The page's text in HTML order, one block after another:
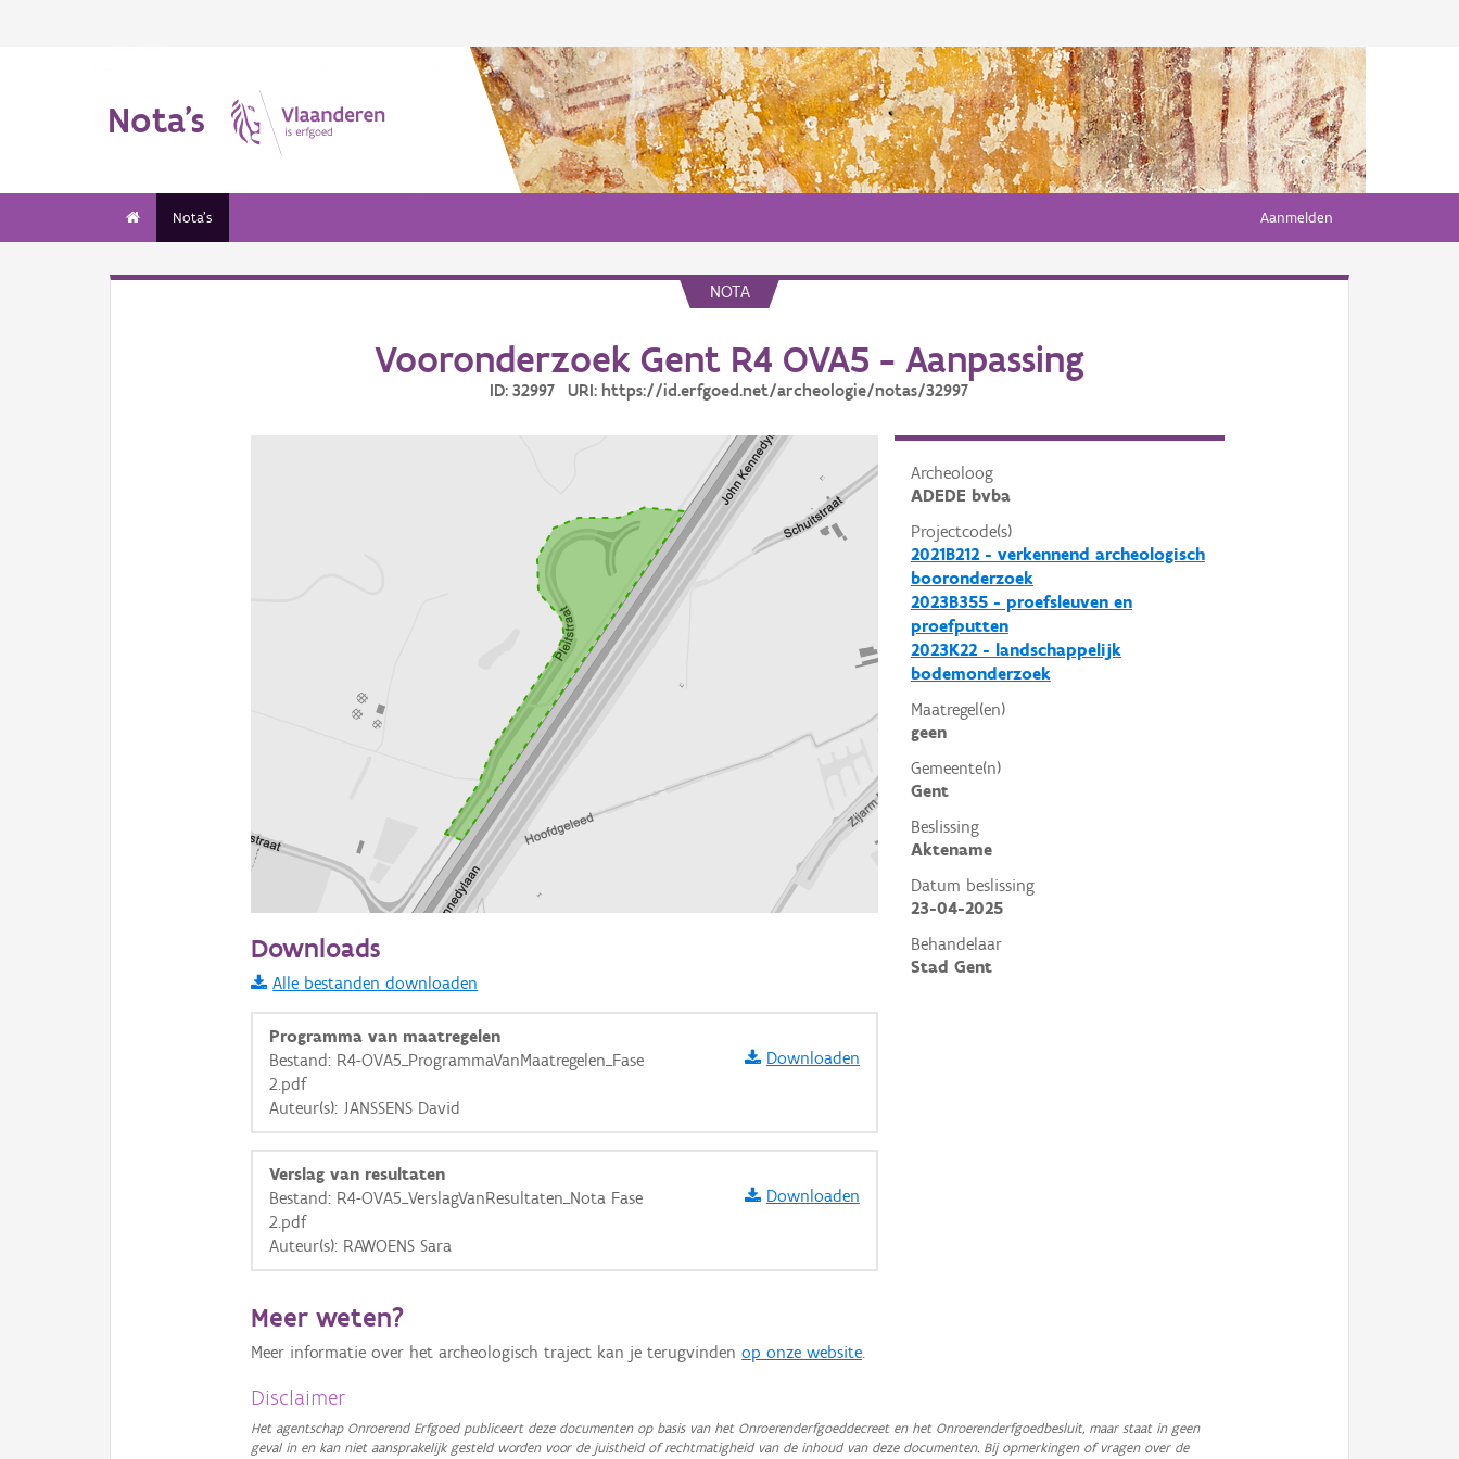
Nota's
Nota's Aanmelden
NOTA
Vooronderzoek Gent R4 OVA5 - Aanpassing
ID: 32997 URI: https://id.erfgoed.net/archeologie/notas/32997
Archeoloog
ADEDE bvba
Projectcode(s)
2021B212 - verkennend archeologisch
booronderzoek
2023B355 - proefsleuven en
proefputten
2023K22 - landschappelijk
bodemonderzoek
Maatregel(en)
geen
Gemeente(n)
Gent
Beslissing
Aktename
Datum beslissing
23-04-2025
Behandelaar
Stad Gent
Informatie Vlaanderen
i
+
Basis Lagen
Ortho
GRB-Basiskaart in grijswaarden
Downloads
Alle bestanden downloaden
Programma van maatregelen
Bestand: R4-OVA5_ProgrammaVanMaatregelen_Fase
2.pdf
Auteur(s): JANSSENS David
Downloaden
Verslag van resultaten
Bestand: R4-OVA5_VerslagVanResultaten_Nota Fase
2.pdf
Auteur(s): RAWOENS Sara
Downloaden
Meer weten?
Meer informatie over het archeologisch traject kan je terugvindenop onze website.
Disclaimer
Het agentschap Onroerend Erfgoed publiceert deze documenten op basis van het Onroerenderfgoeddecreet en het Onroerenderfgoedbesluit, maar staat in geen
geval in en kan niet aansprakelijk gesteld worden voor de juistheid of rechtmatigheid van de inhoud van deze documenten. Bij opmerkingen of vragen over de